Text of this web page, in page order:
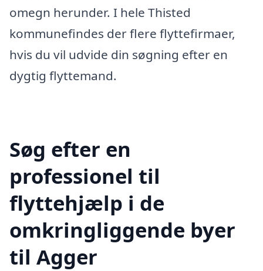
omegn herunder. I hele Thisted
kommunefindes der flere flyttefirmaer,
hvis du vil udvide din søgning efter en
dygtig flyttemand.
Søg efter en
professionel til
flyttehjælp i de
omkringliggende byer
til Agger